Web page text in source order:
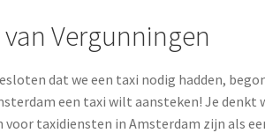
Vergunningen
dat we een taxi nodig hadden,
een taxi wilt aansteken! Je
voor taxidiensten in Amsterdam zijn als